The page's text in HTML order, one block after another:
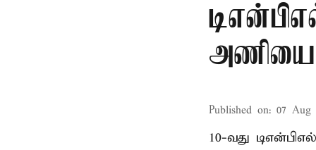
அணியை
Published on: 07 Aug
10-வது